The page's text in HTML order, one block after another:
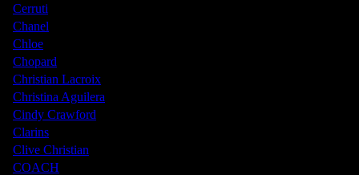
Cerruti
Chanel
Chloe
Chopard
Christian Lacroix
Christina Aguilera
Cindy Crawford
Clarins
Clive Christian
COACH